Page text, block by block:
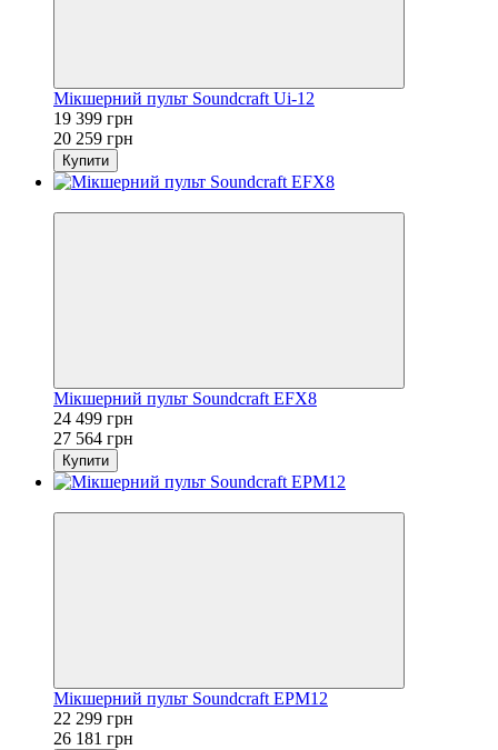
Мікшерний пульт Soundcraft Ui-12
19 399 грн
20 259 грн
Купити
Мікшерний пульт Soundcraft EFX8
24 499 грн
27 564 грн
Купити
Мікшерний пульт Soundcraft EPM12
22 299 грн
26 181 грн